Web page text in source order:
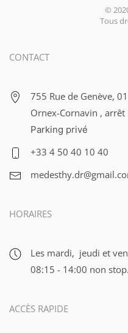
©
Tous
CONTACT
755 Rue de Genève,
Ornex-Cornavin , arrêt
Parking privé
+33 4 50 40 10 40
HORAIRES
Les mardi, jeudi et
08:15 - 14:00 non stop.
ACCÈS RAPIDE